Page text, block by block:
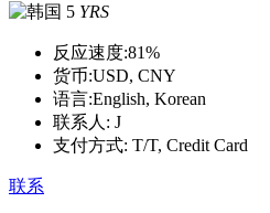
5 YRS
反应速度:81%
货币:USD, CNY
语言:English, Korean
联系人: J
支付方式: T/T, Credit Card
联系